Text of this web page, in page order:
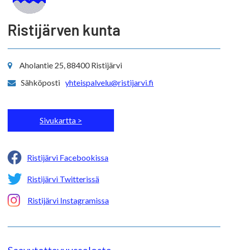
Ristijärven kunta
Aholantie 25, 88400 Ristijärvi
Sähköposti yhteispalvelu@ristijarvi.fi
Sivukartta >
Ristijärvi Facebookissa
Ristijärvi Twitterissä
Ristijärvi Instagramissa